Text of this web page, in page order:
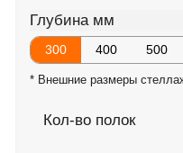
Глубина мм
300 400 500
* Внешние размеры
Кол-во полок